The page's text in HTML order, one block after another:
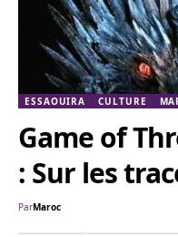
ESSAOUIRA CULTURE
Game of
: Sur les
ParMaroc